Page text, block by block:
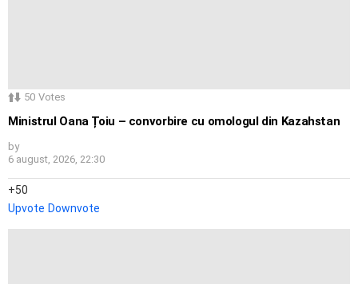
50 Votes
Ministrul Oana Țoiu – convorbire cu omologul din Kazahstan
by
6 august, 2026, 22:30
50
Upvote Downvote